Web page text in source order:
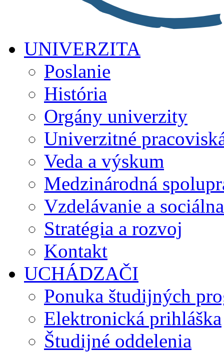
UNIVERZITA
Poslanie
História
Orgány univerzity
Univerzitné
Veda a výskum
Medzinárodná
Vzdelávanie a
Stratégia a rozvoj
Kontakt
UCHÁDZAČI
Ponuka študijných
Elektronická prihláška
Študijné oddelenia